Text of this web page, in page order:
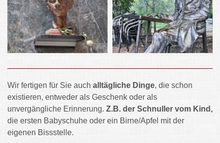
Wir fertigen für Sie auch alltägliche Dinge, die schon
existieren, entweder als Geschenk oder als
unvergängliche Erinnerung. Z.B. der Schnuller vom Kind,
die ersten Babyschuhe oder ein Birne/Apfel mit der
eigenen Bissstelle.